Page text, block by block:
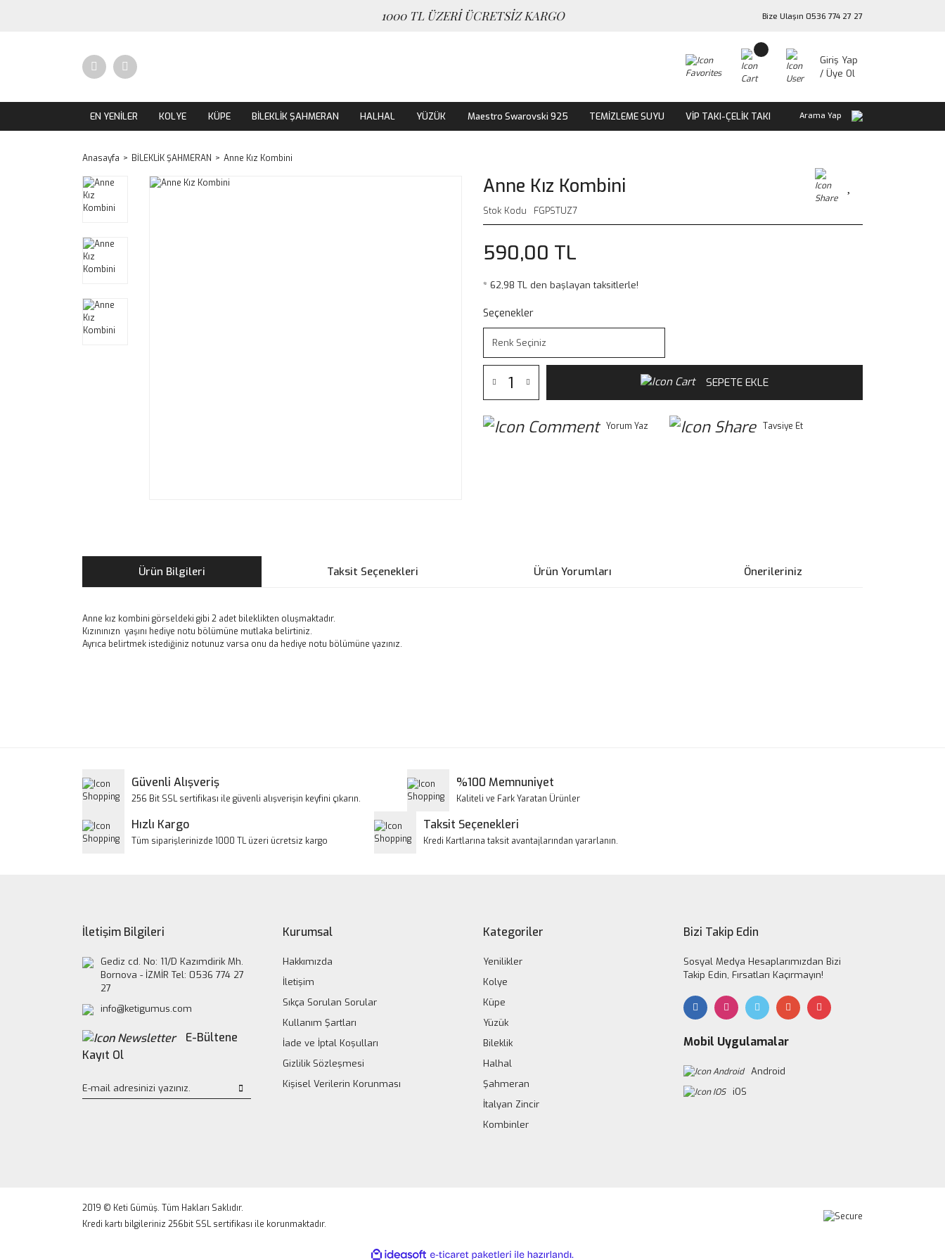
1000 TL ÜZERİ ÜCRETSİZ KARGO Bize Ulaşın 0536 774 27 27
Giriş Yap
/ Üye Ol
EN YENİLER KOLYE KÜPE BİLEKLİK ŞAHMERAN HALHAL YÜZÜK Maestro Swarovski 925 TEMİZLEME SUYU VİP TAKI-ÇELİK TAKI Arama Yap
Anasayfa BİLEKLİK ŞAHMERAN Anne Kız Kombini
Anne Kız Kombini
Stok Kodu FGPSTUZ7
590,00 TL
* 62,98 TL den başlayan taksitlerle!
Seçenekler
SEPETE EKLE
Yorum Yaz Tavsiye Et
Ürün Bilgileri Taksit Seçenekleri Ürün Yorumları Önerileriniz
Anne kız kombini görseldeki gibi 2 adet bileklikten oluşmaktadır.
Kızınınızn yaşını hediye notu bölümüne mutlaka belirtiniz.
Ayrıca belirtmek istediğiniz notunuz varsa onu da hediye notu bölümüne yazınız.
Ürün fiyatı diğer sitelerden daha pahalı.
Güvenli Alışveriş
256 Bit SSL sertifikası ile güvenli alışverişin keyfini çıkarın.
%100 Memnuniyet
Kaliteli ve Fark Yaratan Ürünler
Hızlı Kargo
Tüm siparişlerinizde 1000 TL üzeri ücretsiz kargo
Taksit Seçenekleri
Kredi Kartlarına taksit avantajlarından yararlanın.
İletişim Bilgileri
Gediz cd. No: 11/D Kazımdirik Mh.
Bornova - İZMİR Tel: 0536 774 27
27
info@ketigumus.com
E-Bültene
Kayıt Ol
Kurumsal
Hakkımızda
İletişim
Sıkça Sorulan Sorular
Kullanım Şartları
İade ve İptal Koşulları
Gizlilik Sözleşmesi
Kişisel Verilerin Korunması
Kategoriler
Yenilikler
Kolye
Küpe
Yüzük
Bileklik
Halhal
Şahmeran
İtalyan Zincir
Kombinler
Bizi Takip Edin
Sosyal Medya Hesaplarımızdan Bizi
Takip Edin, Fırsatları Kaçırmayın!
Mobil Uygulamalar
Android
iOS
2019 © Keti Gümüş. Tüm Hakları Saklıdır.
Kredi kartı bilgileriniz 256bit SSL sertifikası ile korunmaktadır.
ideasoft e-